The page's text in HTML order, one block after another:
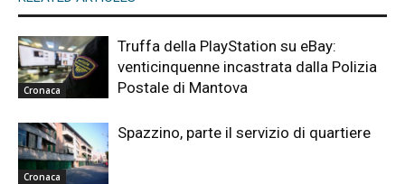
Cronaca
Truffa della PlayStation su eBay:
venticinquenne incastrata dalla Polizia
Postale di Mantova
Cronaca
Spazzino, parte il servizio di quartiere